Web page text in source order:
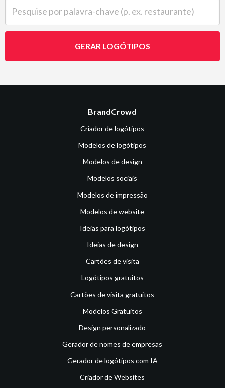
GERAR LOGÓTIPOS
BrandCrowd
Criador de logótipos
Modelos de logótipos
Modelos de design
Modelos sociais
Modelos de impressão
Modelos de website
Ideias para logótipos
Ideias de design
Cartões de visita
Logótipos gratuitos
Cartões de visita gratuitos
Modelos Gratuitos
Design personalizado
Gerador de nomes de empresas
Gerador de logótipos com IA
Criador de Websites